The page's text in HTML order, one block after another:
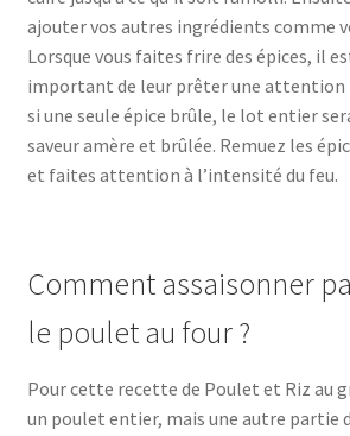
ajouter vos autres ingrédients comme
Lorsque vous faites frire des épices, il
important de leur prêter une attention
si une seule épice brûle, le lot entier
saveur amère et brûlée. Remuez les
et faites attention à l’intensité du feu.
Comment assaisonner
le poulet au four ?
Pour cette recette de Poulet et Riz au
un poulet entier, mais une autre partie